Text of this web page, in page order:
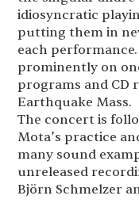
idiosyncratic
putting them in
each
prominently on
programs and CD
Earthquake Mass.
The concert is
Mota’s practice
many sound
unreleased
Björn Schmelzer